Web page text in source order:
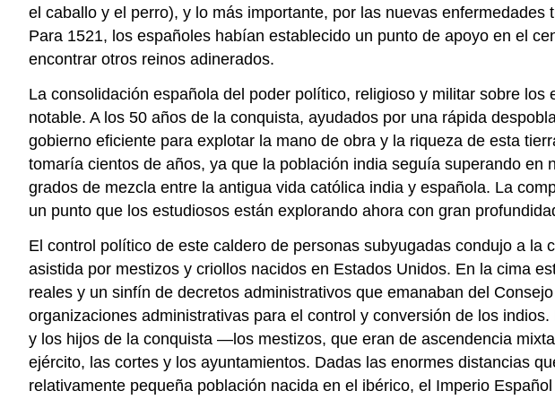
el caballo y el perro), y lo más importante, por las nuevas
Para 1521, los españoles habían establecido un punto de apoyo en el
encontrar otros reinos adinerados.
La consolidación española del poder político, religioso y militar sobre
notable. A los 50 años de la conquista, ayudados por una rápida
gobierno eficiente para explotar la mano de obra y la riqueza de esta
tomaría cientos de años, ya que la población india seguía superando
grados de mezcla entre la antigua vida católica india y española. La
un punto que los estudiosos están explorando ahora con gran
El control político de este caldero de personas subyugadas condujo a
asistida por mestizos y criollos nacidos en Estados Unidos. En la cima
reales y un sinfín de decretos administrativos que emanaban del
organizaciones administrativas para el control y conversión de los
y los hijos de la conquista —los mestizos, que eran de ascendencia
ejército, las cortes y los ayuntamientos. Dadas las enormes distancias
relativamente pequeña población nacida en el ibérico, el Imperio